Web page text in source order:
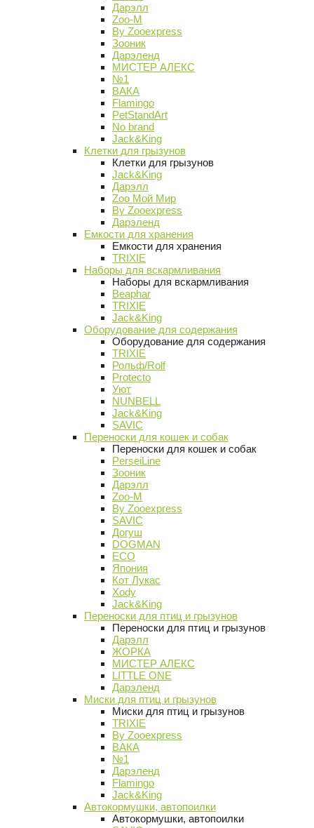
Дарэлл
Zoo-M
By Zooexpress
Зооник
Дарэленд
МИСТЕР АЛЕКС
№1
ВАКА
Flamingo
PetStandArt
No brand
Jack&King
Клетки для грызунов
Клетки для грызунов
Jack&King
Дарэлл
Zoo Мой Мир
By Zooexpress
Дарэленд
Емкости для хранения
Емкости для хранения
TRIXIE
Наборы для вскармливания
Наборы для вскармливания
Beaphar
TRIXIE
Jack&King
Оборудование для содержания
Оборудование для содержания
TRIXIE
Рольф/Rolf
Protecto
Уют
NUNBELL
Jack&King
SAVIC
Переноски для кошек и собак
Переноски для кошек и собак
PerseiLine
Зооник
Дарэлл
Zoo-M
By Zooexpress
SAVIC
Догуш
DOGMAN
ECO
Япония
Кот Лукас
Xody
Jack&King
Переноски для птиц и грызунов
Переноски для птиц и грызунов
Дарэлл
ЖОРКА
МИСТЕР АЛЕКС
LITTLE ONE
Дарэленд
Миски для птиц и грызунов
Миски для птиц и грызунов
TRIXIE
By Zooexpress
ВАКА
№1
Дарэленд
Flamingo
Jack&King
Автокормушки, автопоилки
Автокормушки, автопоилки